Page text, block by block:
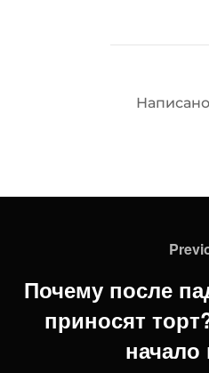
АВТОР
Написано
записям
Почему после
приносят
начало